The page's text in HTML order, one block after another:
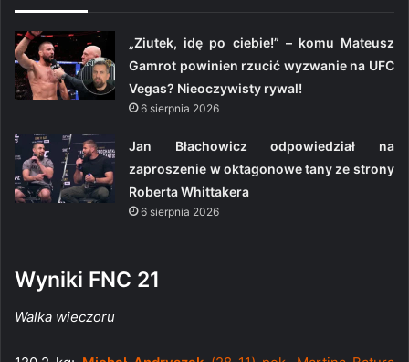
„Ziutek, idę po ciebie!” – komu Mateusz
Gamrot powinien rzucić wyzwanie na UFC
Vegas? Nieoczywisty rywal!
6 sierpnia 2026
Jan Błachowicz odpowiedział na
zaproszenie w oktagonowe tany ze strony
Roberta Whittakera
6 sierpnia 2026
Wyniki FNC 21
Walka wieczoru